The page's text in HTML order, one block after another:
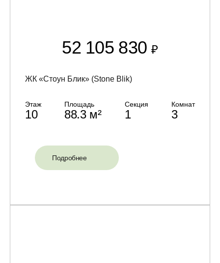
52 105 830₽
ЖК «Стоун Блик» (Stone Blik)
Этаж
10
Площадь
88.3 м²
Секция
1
Комнат
3
Подробнее